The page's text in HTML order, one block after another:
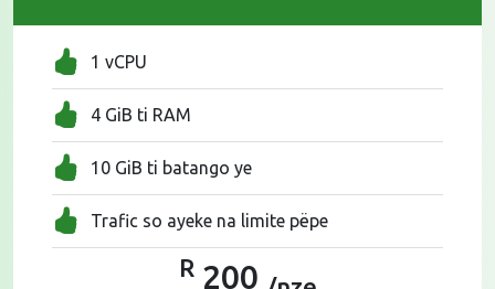
1 vCPU
4 GiB ti RAM
10 GiB ti batango ye
Trafic so ayeke na limite pëpe
R200